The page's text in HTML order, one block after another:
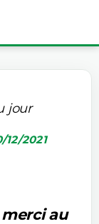
jour
12/2021
au